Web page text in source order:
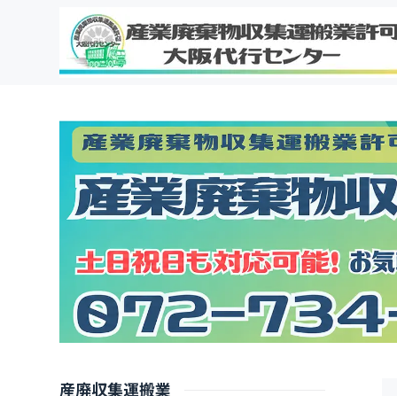
産廃収集運搬業